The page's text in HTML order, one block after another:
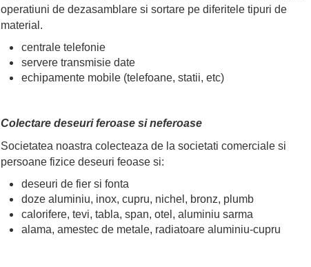
operatiuni de dezasamblare si sortare pe diferitele tipuri de
material.
centrale telefonie
servere transmisie date
echipamente mobile (telefoane, statii, etc)
Colectare deseuri feroase si neferoase
Societatea noastra colecteaza de la societati comerciale si
persoane fizice deseuri feoase si:
deseuri de fier si fonta
doze aluminiu, inox, cupru, nichel, bronz, plumb
calorifere, tevi, tabla, span, otel, aluminiu sarma
alama, amestec de metale, radiatoare aluminiu-cupru